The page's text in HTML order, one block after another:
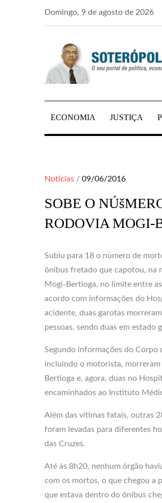
Domingo, 9 de agosto de 2026
PORTAL DE NOTÍCIAS DE
ECONOMIA JUSTIÇA
Notícias
Posted
09/06/2016
SOBE O
RODOVIA MOGI-
Subiu para 18 o número de
ônibus fretado que capotou, na
Mogi-Bertioga, no limite entre
acordo com informações do
acidente, duas garotas
pessoas, sendo duas em
Segundo informações do Corpo
incluindo o motorista,
Bertioga e, agora, duas no
encaminhados ao Instituto
Além das vítimas fatais, outras
foram levadas para diferentes
das Cruzes.
Até às 8h20, nenhum órgão
com os mortos, o que chegou a
que estava dentro do ônibus